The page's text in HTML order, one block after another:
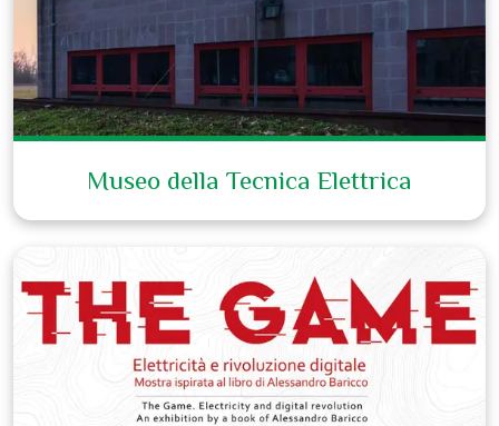
Museo della Tecnica Elettrica